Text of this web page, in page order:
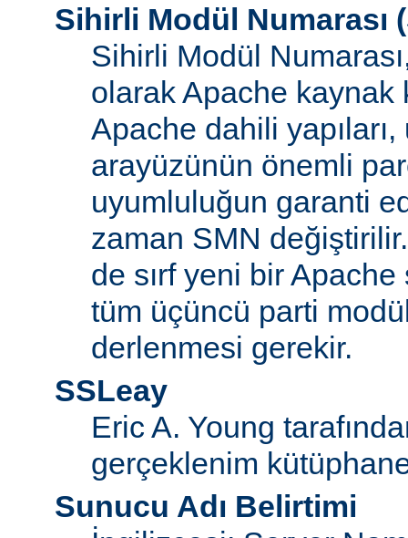
Sihirli Modül Numarası (
Sihirli Modül
olarak Apache kaynak
Apache dahili
arayüzünün önemli
uyumluluğun garanti
zaman SMN
de sırf yeni bir
tüm üçüncü parti
derlenmesi gerekir.
SSLeay
Eric A. Young
gerçeklenim
Sunucu Adı Belirtimi